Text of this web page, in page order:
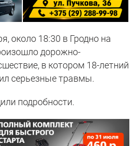
около 18:30 в Гродно на
дорожно-
в котором 18-летний
серьезные травмы.
подробности.